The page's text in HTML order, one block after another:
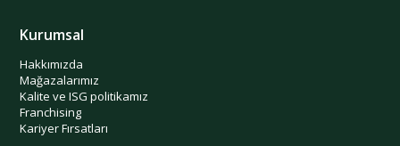
Kurumsal
Hakkımızda
Mağazalarımız
Kalite ve ISG politikamız
Franchising
Kariyer Fırsatları